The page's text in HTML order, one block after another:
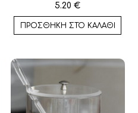
5.20€
ΠΡΟΣΘΉΚΗ ΣΤΟ ΚΑΛΆΘΙ